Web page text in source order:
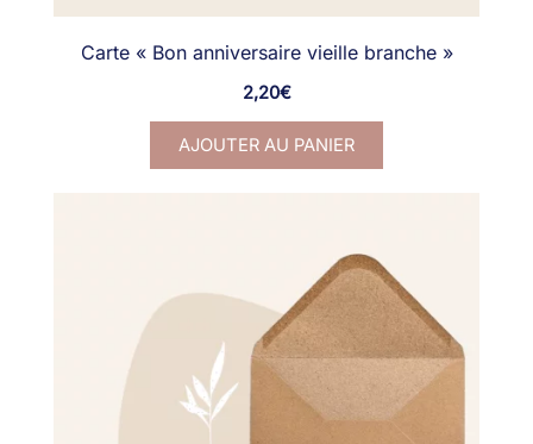
Carte « Bon anniversaire vieille branche »
2,20€
AJOUTER AU PANIER